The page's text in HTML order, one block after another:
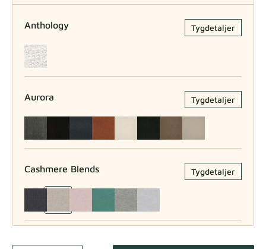
Anthology Tygdetaljer
Aurora Tygdetaljer
Cashmere Blends Tygdetaljer
Tygdetaljer